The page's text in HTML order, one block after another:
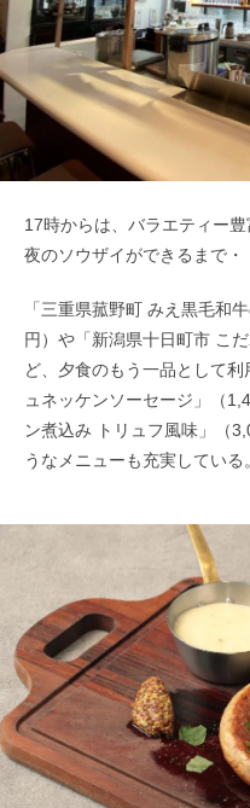
17時からは、バラエティー
夜のソウザイができるまで・
「三重県菰野町 みえ黒毛和
円）や「新潟県十日町市 こ
ど、夕食のもう一品として
ュネッケンソーセージ」（
ン煮込み トリュフ風味」（
うなメニューも充実している。